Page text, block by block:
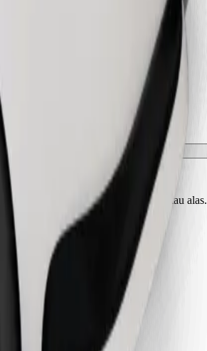
mesti dilindungi dengan selimut atau alas.